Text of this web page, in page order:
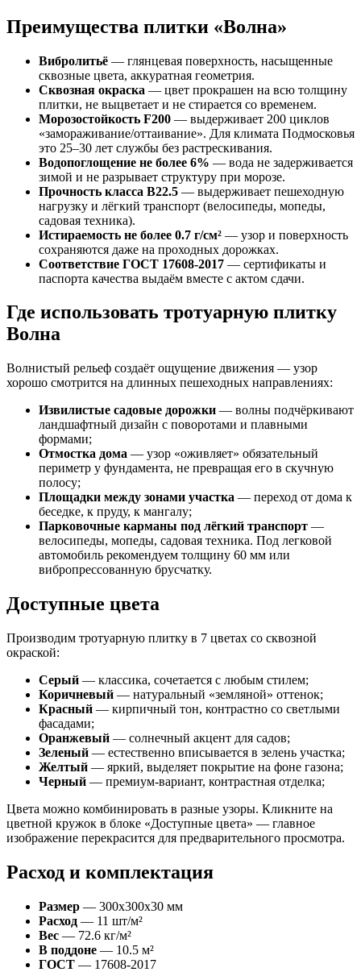
Преимущества плитки «Волна»
Вибролитьё — глянцевая поверхность, насыщенные
сквозные цвета, аккуратная геометрия.
Сквозная окраска — цвет прокрашен на всю толщину
плитки, не выцветает и не стирается со временем.
Морозостойкость F200 — выдерживает 200 циклов
«замораживание/оттаивание». Для климата Подмосковья
это 25–30 лет службы без растрескивания.
Водопоглощение не более 6% — вода не задерживается
зимой и не разрывает структуру при морозе.
Прочность класса B22.5 — выдерживает пешеходную
нагрузку и лёгкий транспорт (велосипеды, мопеды,
садовая техника).
Истираемость не более 0.7 г/см² — узор и поверхность
сохраняются даже на проходных дорожках.
Соответствие ГОСТ 17608-2017 — сертификаты и
паспорта качества выдаём вместе с актом сдачи.
Где использовать тротуарную плитку
Волна
Волнистый рельеф создаёт ощущение движения — узор
хорошо смотрится на длинных пешеходных направлениях:
Извилистые садовые дорожки — волны подчёркивают
ландшафтный дизайн с поворотами и плавными
формами;
Отмостка дома — узор «оживляет» обязательный
периметр у фундамента, не превращая его в скучную
полосу;
Площадки между зонами участка — переход от дома к
беседке, к пруду, к мангалу;
Парковочные карманы под лёгкий транспорт —
велосипеды, мопеды, садовая техника. Под легковой
автомобиль рекомендуем толщину 60 мм или
вибропрессованную брусчатку.
Доступные цвета
Производим тротуарную плитку в 7 цветах со сквозной
окраской:
Серый — классика, сочетается с любым стилем;
Коричневый — натуральный «земляной» оттенок;
Красный — кирпичный тон, контрастно со светлыми
фасадами;
Оранжевый — солнечный акцент для садов;
Зеленый — естественно вписывается в зелень участка;
Желтый — яркий, выделяет покрытие на фоне газона;
Черный — премиум-вариант, контрастная отделка;
Цвета можно комбинировать в разные узоры. Кликните на
цветной кружок в блоке «Доступные цвета» — главное
изображение перекрасится для предварительного просмотра.
Расход и комплектация
Размер — 300х300х30 мм
Расход — 11 шт/м²
Вес — 72.6 кг/м²
В поддоне — 10.5 м²
ГОСТ — 17608-2017